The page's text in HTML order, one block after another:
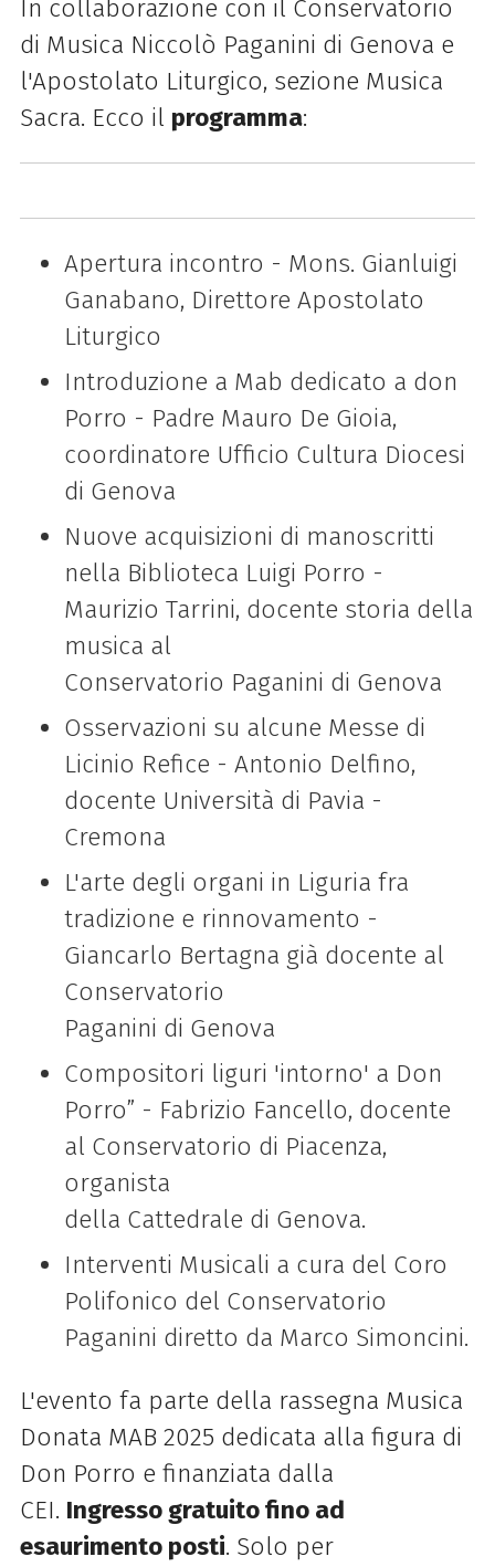
In collaborazione con il Conservatorio
di Musica Niccolò Paganini di Genova e
l'Apostolato Liturgico, sezione Musica
Sacra. Ecco il programma:
Apertura incontro - Mons. Gianluigi
Ganabano, Direttore Apostolato
Liturgico
Introduzione a Mab dedicato a don
Porro - Padre Mauro De Gioia,
coordinatore Ufficio Cultura Diocesi
di Genova
Nuove acquisizioni di manoscritti
nella Biblioteca Luigi Porro -
Maurizio Tarrini, docente storia della
musica al
Conservatorio Paganini di Genova
Osservazioni su alcune Messe di
Licinio Refice - Antonio Delfino,
docente Università di Pavia -
Cremona
L'arte degli organi in Liguria fra
tradizione e rinnovamento -
Giancarlo Bertagna già docente al
Conservatorio
Paganini di Genova
Compositori liguri 'intorno' a Don
Porro” - Fabrizio Fancello, docente
al Conservatorio di Piacenza,
organista
della Cattedrale di Genova.
Interventi Musicali a cura del Coro
Polifonico del Conservatorio
Paganini diretto da Marco Simoncini.
L'evento fa parte della rassegna Musica
Donata MAB 2025 dedicata alla figura di
Don Porro e finanziata dalla
CEI. Ingresso gratuito fino ad
esaurimento posti. Solo per